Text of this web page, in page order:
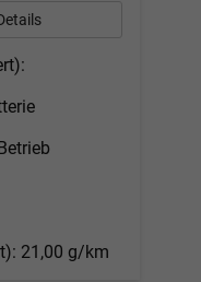
21,00 g/km